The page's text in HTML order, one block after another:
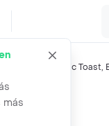
Magic Toast,